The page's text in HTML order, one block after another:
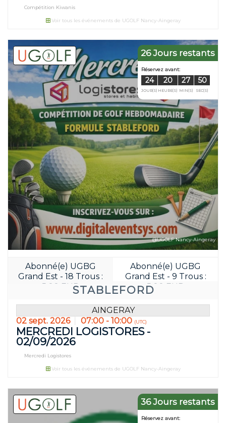
Réservez avant:
Compétition Kiwanis
Voir tous les événements de UGOLF Nancy-Aingeray
26 Jours restants
STABLEFORD
Abonné(e) UGBG
Grand Est - 18 Trous :
5.00 EUR
Abonné(e) UGBG
Grand Est - 9 Trous :
5.00 EUR
@UGOLF Nancy-Aingeray
AINGERAY
02 sept. 2026
07:00 - 10:00 (UTC)
MERCREDI LOGISTORES -
02/09/2026
Mercredi Logistores
Voir tous les événements de UGOLF Nancy-Aingeray
36 Jours restants